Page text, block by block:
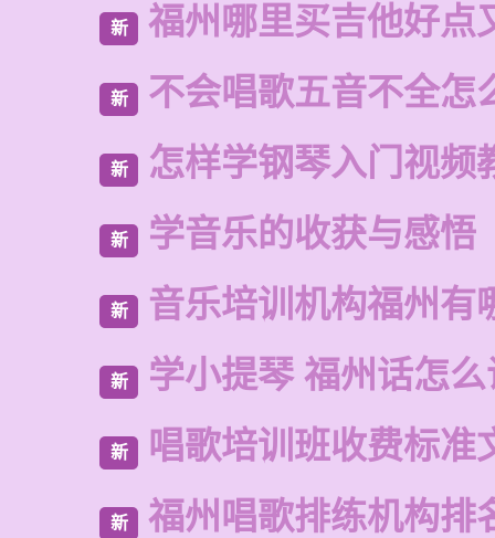
新 福州哪里买吉他好点
新 不会唱歌五音不全怎
新 怎样学钢琴入门视频
新 学音乐的收获与感悟
新 音乐培训机构福州有
新 学小提琴 福州话怎
新 唱歌培训班收费标准
新 福州唱歌排练机构排